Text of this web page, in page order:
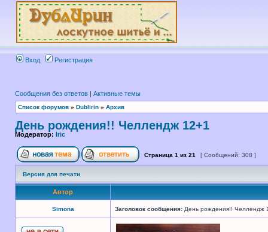
Вход Регистрация
Сообщения без ответов | Активные темы
Список форумов » Dublirin » Архив
День рождения!! Челлендж 12+1
Модератор: Iric
Страница 1 из 21 [ Сообщений: 308 ]
Версия для печати
Автор
Simona Заголовок сообщения: День рождения!! Челлендж